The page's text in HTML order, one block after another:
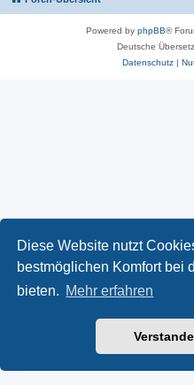
Diese Website nutzt
bestmöglichen Komfort bei
bieten. Mehr erfahren
Powered by phpBB®
Deutsche
Datenschutz|